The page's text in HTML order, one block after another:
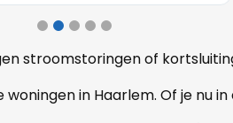
stroomstoringen of
in Haarlem. Of je nu